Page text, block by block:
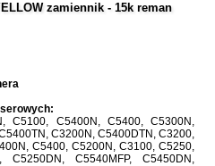
zamiennik - 15k reman
C5100, C5400N, C5400, C5300N,
C3200N, C5400DTN, C3200,
C5400, C5200N, C3100, C5250,
C5250DN, C5540MFP, C5450DN,